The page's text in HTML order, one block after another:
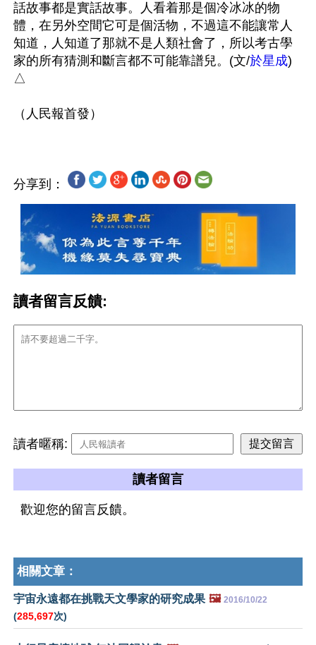
話故事都是實話故事。人看着那是個冷冰冰的物
體，在另外空間它可是個活物，不過這不能讓常人
知道，人知道了那就不是人類社會了，所以考古學
家的所有猜測和斷言都不可能靠譜兒。(文/於星成)
△
分享到：
讀者留言反饋:
讀者暱稱:
讀者留言
歡迎您的留言反饋。
相關文章：
宇宙永遠都在挑戰天文學家的研究成果 🖼️ 2016/10/22
(285,697次)